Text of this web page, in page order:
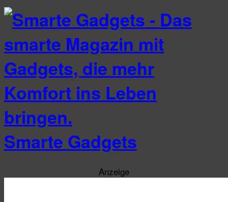
Smarte Gadgets
Anzeige